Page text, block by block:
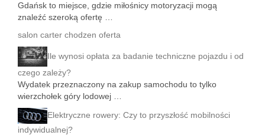
Gdańsk to miejsce, gdzie miłośnicy motoryzacji mogą
znaleźć szeroką ofertę …
salon carter chodzen oferta
Ile wynosi opłata za badanie techniczne pojazdu i od
czego zależy?
Wydatek przeznaczony na zakup samochodu to tylko
wierzchołek góry lodowej …
Elektryczne rowery: Czy to przyszłość mobilności
indywidualnej?